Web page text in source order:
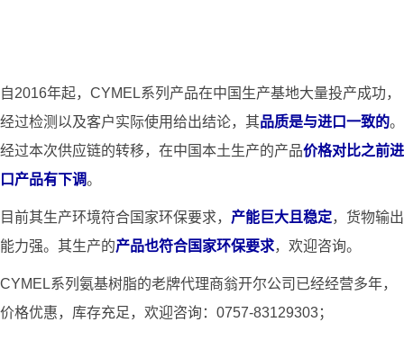
自2016年起，CYMEL系列产品在中国生产基地大量投产成功，
经过检测以及客户实际使用给出结论，其品质是与进口一致的。
经过本次供应链的转移，在中国本土生产的产品价格对比之前进
口产品有下调。
目前其生产环境符合国家环保要求， 产能巨大且稳定，货物输出
能力强。其生产的产品也符合国家环保要求，欢迎咨询。
CYMEL系列氨基树脂的老牌代理商翁开尔公司已经经营多年，
价格优惠，库存充足，欢迎咨询：0757-83129303；